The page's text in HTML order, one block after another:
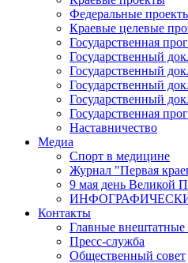
Федеральные
Краевые целевые
Государственная
Государственный
Государственный
Государственный
Государственный
Государственная
Наставничество
Медиа
Спорт в медицине
Журнал "Первая
9 мая день Великой
Контакты
Главные внештатные
Пресс-служба
Общественный совет